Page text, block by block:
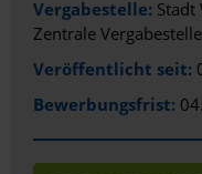
Vergabestelle: Stadt
Zentrale Vergabestelle
Veröffentlicht seit:
Bewerbungsfrist: